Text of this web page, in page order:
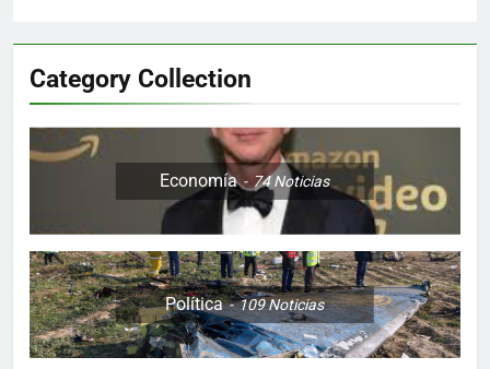
Category Collection
Economía 74Noticias
Política 109Noticias